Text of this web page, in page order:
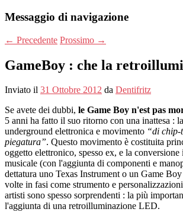
Messaggio di navigazione
← Precedente Prossimo →
GameBoy : che la
Inviato il 31 Ottobre 2012 da Dentifritz
Se avete dei dubbi, le Game Boy n'est pas
5 anni ha fatto il suo ritorno con una inattesa :
underground elettronica e movimento “di chip-
piegatura”. Questo movimento è costituita
oggetto elettronico, spesso ex, e la
musicale (con l'aggiunta di componenti e
dettatura uno Texas Instrument o un Game
volte in fasi come strumento e
artisti sono spesso sorprendenti : la più
l'aggiunta di una retroilluminazione LED.